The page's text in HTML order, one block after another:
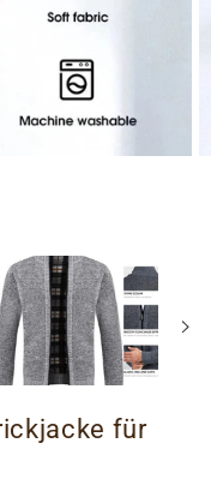
für